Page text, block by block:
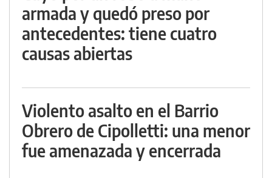
armada y quedó preso por
antecedentes: tiene cuatro
causas abiertas
Violento asalto en el Barrio
Obrero de Cipolletti: una menor
fue amenazada y encerrada